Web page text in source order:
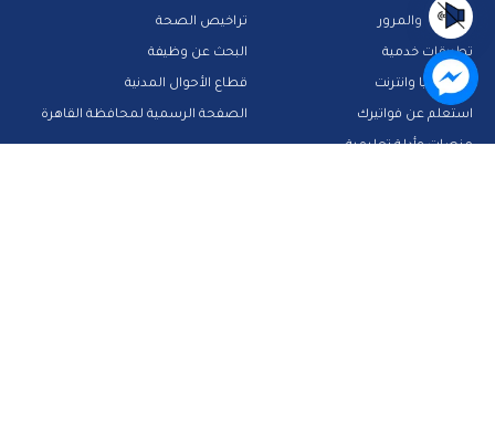
الشرطة والمرور
تطبيقات خدمية
تكنولوجيا وانترنت
استعلم عن فواتيرك
منصات وأدلة تعليمية
تراخيص الصحة
البحث عن وظيفة
قطاع الأحوال المدنية
الصفحة الرسمية لمحافظة القاهرة